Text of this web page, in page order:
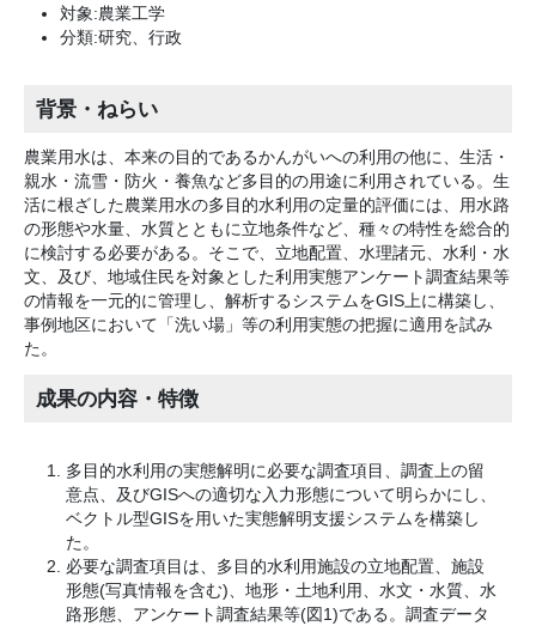
対象:農業工学
分類:研究、行政
背景・ねらい
農業用水は、本来の目的であるかんがいへの利用の他に、生活・
親水・流雪・防火・養魚など多目的の用途に利用されている。生
活に根ざした農業用水の多目的水利用の定量的評価には、用水路
の形態や水量、水質とともに立地条件など、種々の特性を総合的
に検討する必要がある。そこで、立地配置、水理諸元、水利・水
文、及び、地域住民を対象とした利用実態アンケート調査結果等
の情報を一元的に管理し、解析するシステムをGIS上に構築し、
事例地区において「洗い場」等の利用実態の把握に適用を試み
た。
成果の内容・特徴
多目的水利用の実態解明に必要な調査項目、調査上の留
意点、及びGISへの適切な入力形態について明らかにし、
ベクトル型GISを用いた実態解明支援システムを構築し
た。
必要な調査項目は、多目的水利用施設の立地配置、施設
形態(写真情報を含む)、地形・土地利用、水文・水質、水
路形態、アンケート調査結果等(図1)である。調査データ